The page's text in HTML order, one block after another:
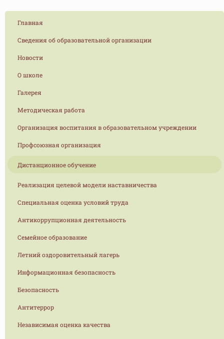
Главная
Сведения об образовательной организации
Новости
О школе
Галерея
Методическая работа
Организация воспитания в образовательном учреждении
Профсоюзная организация
Дистанционное обучение
Реализация целевой модели наставничества
Специальная оценка условий труда
Антикоррупционная деятельность
Семейное образование
Летний оздоровительный лагерь
Информационная безопасность
Безопасность
Антитеррор
Независимая оценка качества